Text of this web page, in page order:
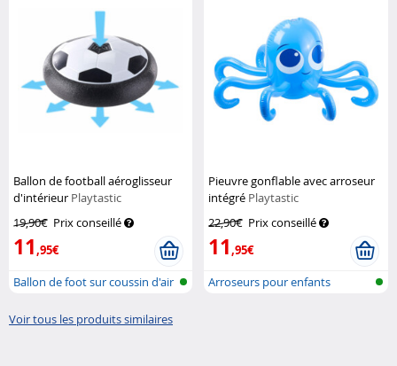
Ballon de football aéroglisseur
d'intérieur Playtastic
19,90€ Prix conseillé
11,95€
Ballon de foot sur coussin d'air
Pieuvre gonflable avec arroseur
intégré Playtastic
22,90€ Prix conseillé
11,95€
Arroseurs pour enfants
Voir tous les produits similaires